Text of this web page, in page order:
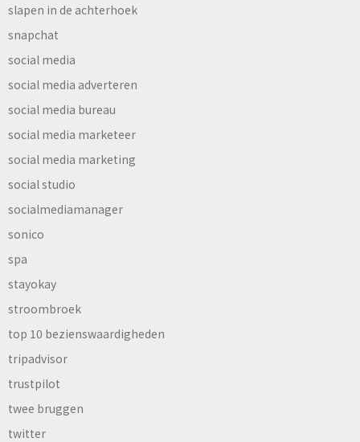
slapen in de achterhoek
snapchat
social media
social media adverteren
social media bureau
social media marketeer
social media marketing
social studio
socialmediamanager
sonico
spa
stayokay
stroombroek
top 10 bezienswaardigheden
tripadvisor
trustpilot
twee bruggen
twitter